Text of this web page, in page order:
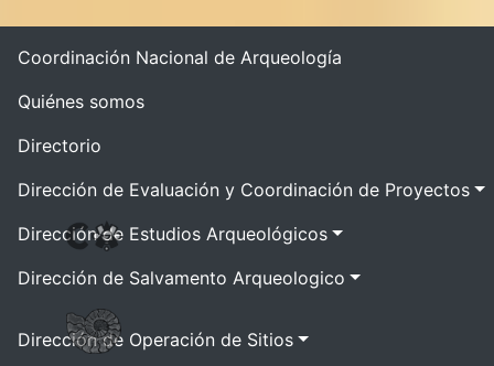
Coordinación Nacional de Arqueología
Quiénes somos
Directorio
Dirección de Evaluación y Coordinación de Proyectos
Dirección de Estudios Arqueológicos
Dirección de Salvamento Arqueologico
Dirección de Operación de Sitios